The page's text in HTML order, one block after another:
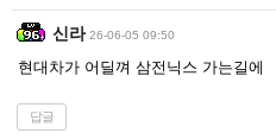
신라 26-06-05 09:50
현대차가 어딜껴 삼전닉스 가는길에
답글